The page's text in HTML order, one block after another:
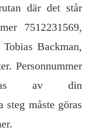
där det står
7512231569,
Backman,
Personnummer
av din
steg måste göras